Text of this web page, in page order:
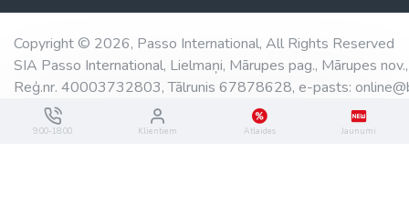
Copyright © 2026, Passo International, All Rights Reserved
SIA Passo International, Lielmaņi, Mārupes pag., Mārupes
Reģ.nr. 40003732803, Tālrunis 67878628, e-pasts:
9:00-18:00 Klientiem Atlaides Jaunumi